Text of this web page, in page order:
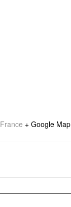
France + Google Map